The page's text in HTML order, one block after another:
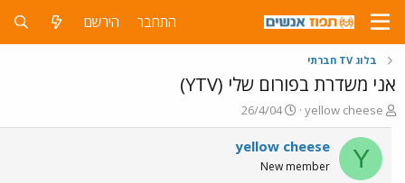
התחבר הירשם
בלוג TV חברתי
אני משדרת בפורום שלי (YTV)
פ
ו
ת
ח
ה
yellow cheese
פ
ו
ר
ם
26/4/04
Y
yellow cheese
New member